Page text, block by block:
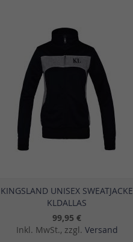
KINGSLAND UNISEX SWEATJACKE
KLDALLAS
99,95 €
Inkl. MwSt., zzgl. Versand